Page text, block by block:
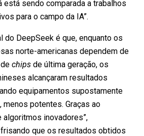
está sendo comparada a trabalhos
para o campo da IA”.
do DeepSeek é que, enquanto os
norte-americanas dependem de
chips de última geração, os
alcançaram resultados
equipamentos supostamente
potentes. Graças ao
inovadores”,
que os resultados obtidos